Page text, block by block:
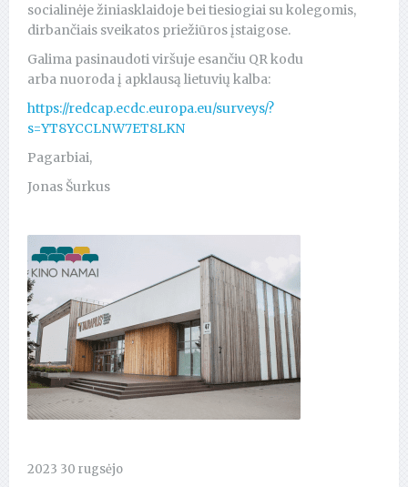
socialinėje žiniasklaidoje bei tiesiogiai su kolegomis,
dirbančiais sveikatos priežiūros įstaigose.
Galima pasinaudoti viršuje esančiu QR kodu
arba nuoroda į apklausą lietuvių kalba:
https://redcap.ecdc.europa.eu/surveys/?
s=YT8YCCLNW7ET8LKN
Pagarbiai,
Jonas Šurkus
2023 30 rugsėjo